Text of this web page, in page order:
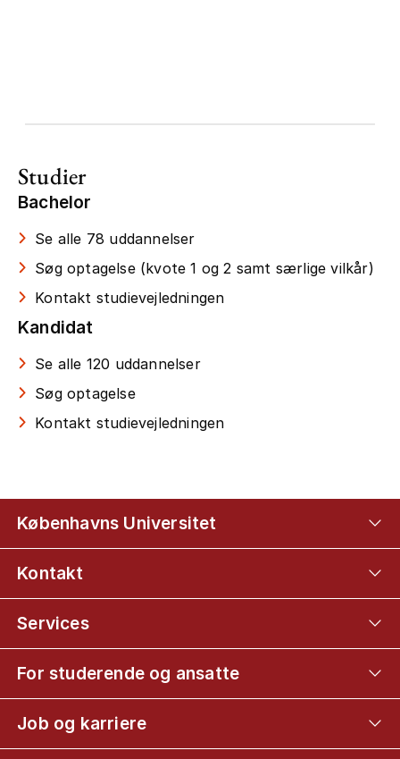
Studier
Bachelor
Se alle 78 uddannelser
Søg optagelse (kvote 1 og 2 samt særlige vilkår)
Kontakt studievejledningen
Kandidat
Se alle 120 uddannelser
Søg optagelse
Kontakt studievejledningen
Københavns Universitet
Kontakt
Services
For studerende og ansatte
Job og karriere